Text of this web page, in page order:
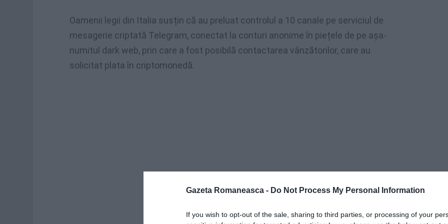
Gazeta Romaneasca - Do Not Process My Personal Information
If you wish to opt-out of the sale, sharing to third parties, or processing of your
Oamenii legii din Italia susțin că au preluat controlul a 10 canale pe serviciul de
mesagerie criptată Telegram, conectat la conturi anonime în piețele de pe așa-
numitul dark web, prin care a fost posibilă contactarea vânzătorilor, care au
solicitat plata în criptomonedă.